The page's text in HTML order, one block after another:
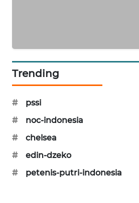
Trending
#
pssi
#
noc-indonesia
#
chelsea
#
edin-dzeko
#
petenis-putri-indonesia
FORJASIDA
TAMBANG
NEWS
SITUNGIR
NEWS
SIDIKALANG